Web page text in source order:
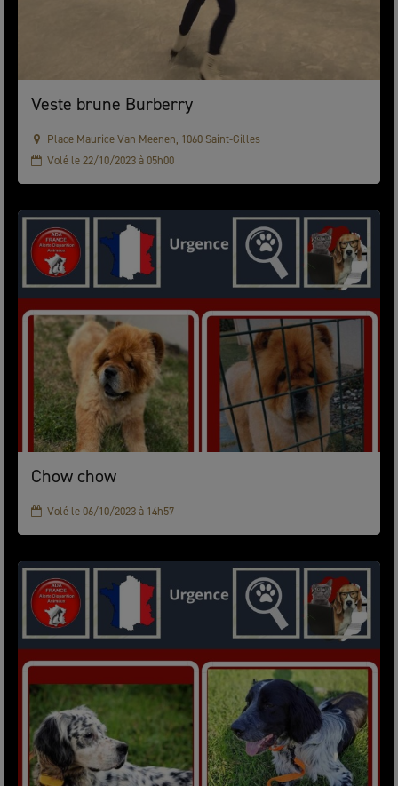
Veste brune Burberry
Place Maurice Van Meenen, 1060 Saint-Gilles
Volé le 22/10/2023 à 05h00
Chow chow
Volé le 06/10/2023 à 14h57